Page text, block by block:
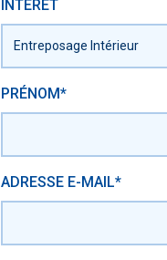
INTÉRÊT
PRÉNOM*
ADRESSE E-MAIL*